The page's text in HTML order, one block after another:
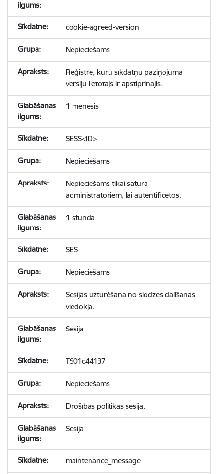
cookie-agreed-version
Nepieciešams
Reģistrē, kuru sīkdatņu paziņojuma
versiju lietotājs ir apstiprinājis.
1 mēnesis
SESS<ID>
Nepieciešams
Nepieciešams tikai satura
administratoriem, lai autentificētos.
1 stunda
SES
Nepieciešams
Sesijas uzturēšana no slodzes dalīšanas
viedokļa.
Sesija
TS01c44137
Nepieciešams
Drošības politikas sesija.
Sesija
maintenance_message